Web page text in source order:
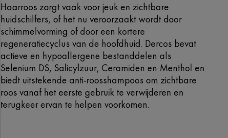
Haarroos zorgt vaak voor jeuk en zichtbare
huidschilfers, of het nu veroorzaakt wordt door
schimmelvorming of door een kortere
regeneratiecyclus van de hoofdhuid. Dercos bevat
actieve en hypoallergene bestanddelen als
Selenium DS, Salicylzuur, Ceramiden en Menthol en
biedt uitstekende anti-roosshampoos om zichtbare
roos vanaf het eerste gebruik te verwijderen en
terugkeer ervan te helpen voorkomen.